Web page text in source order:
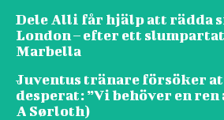
Dele Alli får hjälp att rädda
London – efter ett
Marbella
Juventus tränare försöker
desperat: ”Vi behöver en
A Sørloth)